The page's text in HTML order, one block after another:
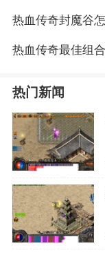
热血传奇封魔谷
热血传奇最佳组
热门新闻